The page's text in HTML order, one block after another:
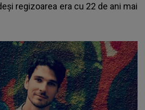
regizoarea era cu 22 de ani mai